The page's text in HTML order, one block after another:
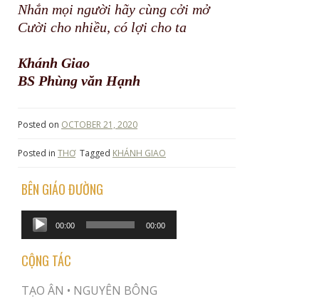
Nhắn mọi người hãy cùng cởi mở
Cười cho nhiều, có lợi cho ta
Khánh Giao
BS Phùng văn Hạnh
Posted on OCTOBER 21, 2020
Posted in THƠ Tagged KHÁNH GIAO
BÊN GIÁO ĐƯỜNG
Audio
Player
00:00 00:00
CỘNG TÁC
TẠO ÂN • NGUYÊN BÔNG